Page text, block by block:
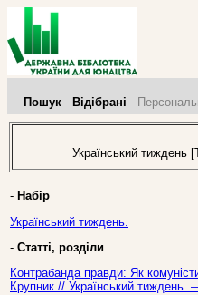
Пошук Відібрані
Український
- Набір
Український тиждень.
- Статті, розділи
Контрабанда правди: Як
Крупник // Український